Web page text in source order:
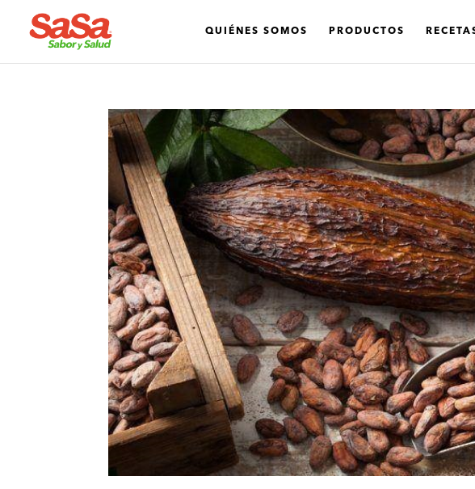
QUIÉNES SOMOS PRODUCTOS